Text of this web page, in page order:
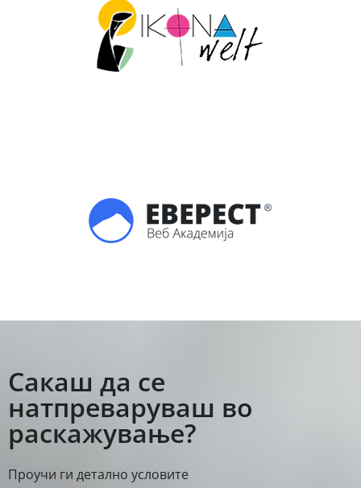
Сакаш да се
натпреваруваш во
раскажување?
Проучи ги детално условите